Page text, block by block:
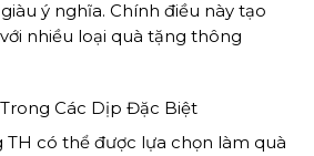
ý nghĩa. Chính điều này tạo
nhiều loại quà tặng thông
Các Dịp Đặc Biệt
TH có thể được lựa chọn làm quà